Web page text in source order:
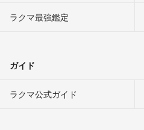
ラクマ最強鑑定
ガイド
ラクマ公式ガイド